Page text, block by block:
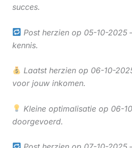
succes.
Post herzien op 05-10-2025
kennis.
Laatst herzien op 06-10-
voor jouw inkomen.
Kleine optimalisatie op 06-
doorgevoerd.